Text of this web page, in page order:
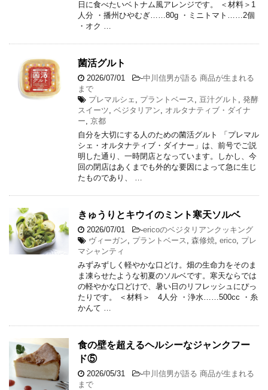
日に食べたいベトナム風アレンジです。 ＜材料＞1
人分 ・播州ひやむぎ……80g ・ミニトマト……2個
・オク …
菌活グルト
2026/07/01 -中川信男が語る 商品が生まれる
まで
プレマルシェ , プラントベース , 豆汁グルト , 発酵
スイーツ, ベジタリアン, オルタナティブ・ダイナ
ー, 京都
自分を大切にする人のための菌活グルト 「プレマル
シェ・オルタナティブ・ダイナー」は、前号でご説
明した通り、一時閉店となっています。しかし、今
回の閉店はあくまでも外的な要因によって急に生じ
たものであり、 …
きゅうりとキウイのミント寒天ソルベ
2026/07/01 -ericoのベジタリアンクッキング
ヴィーガン, プラントベース , 森修焼, erico, プレ
マシャンティ
みずみずしく軽やかな口どけ。畑の生命力をそのま
ま凍らせたような初夏のソルベです。寒天ならでは
の軽やかな口どけで、暑い日のリフレッシュにぴっ
たりです。 ＜材料＞ 4人分 ・浄水……500cc ・糸
かんて …
食の壁を超えるヘルシーなジャンクフー
ド⑤
2026/05/31 -中川信男が語る 商品が生まれる
まで